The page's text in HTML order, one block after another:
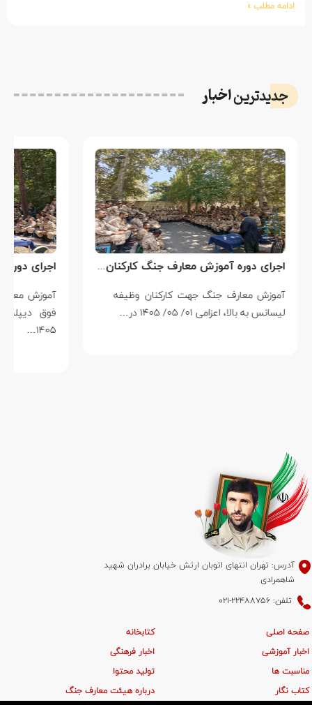
ادامه مطلب »
جدیدتریناخبار
اجرای دوره آموزش معارف جنگ کارکنان وظیفه لیسانس به بالا در مرکز آموزش ۰۱ شهیدای وظیفه نزاجا
آموزش معارف جنگ جهت کارکنان وظیفه
لیسانس به بالا، اعزامی ۰۱/ ۰۵/ ۱۴۰۵ در…
آموزش
۱۴۰۵…
آدرس: تهران انتهای اتوبان ارتش خیابان برادران شهید
شاهمرادی
تلفن: 22488756-021
صفحه اصلی
کتابخانه
اخبار آموزشی
اخبار فرهنگی
مناسبت ها
تولید محتوا
کتاب نگار
درباره هیئت معارف جنگ